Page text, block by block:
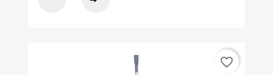
favorite_border